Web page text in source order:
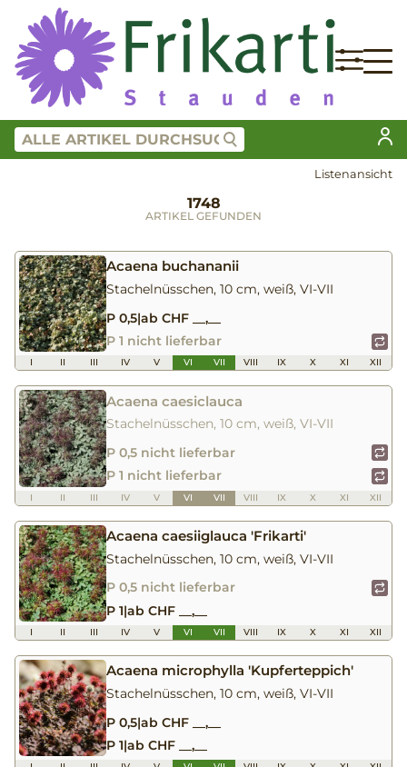
Listenansicht
1748
ARTIKEL GEFUNDEN
Acaena buchananii
Stachelnüsschen, 10 cm, weiß, VI-VII
P 0,5|ab CHF __,__
P 1 nicht lieferbar
I II III IV V VI VII VIII IX X XI XII
Acaena caesiclauca
Stachelnüsschen, 10 cm, weiß, VI-VII
P 0,5 nicht lieferbar
P 1 nicht lieferbar
I II III IV V VI VII VIII IX X XI XII
Acaena caesiiglauca 'Frikarti'
Stachelnüsschen, 10 cm, weiß, VI-VII
P 0,5 nicht lieferbar
P 1|ab CHF __,__
I II III IV V VI VII VIII IX X XI XII
Acaena microphylla 'Kupferteppich'
Stachelnüsschen, 10 cm, weiß, VI-VII
P 0,5|ab CHF __,__
P 1|ab CHF __,__